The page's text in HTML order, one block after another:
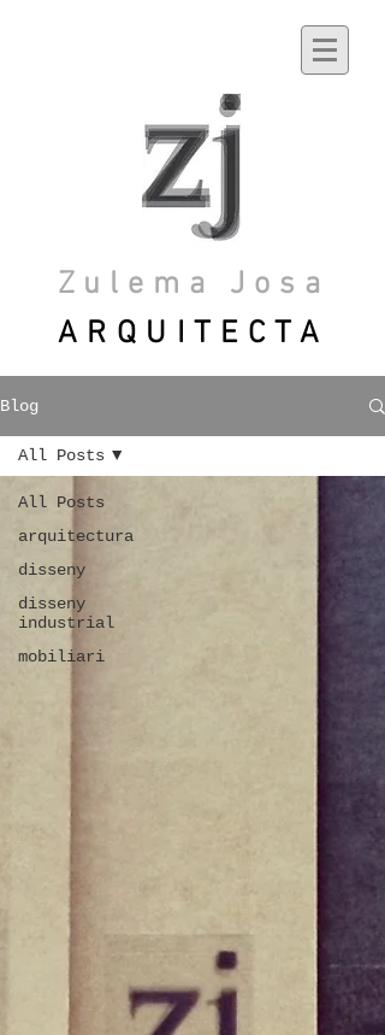
Zulema Josa
ARQUITECTA
Blog
All Posts
arquitectura
disseny
disseny
industrial
mobiliari
All Posts